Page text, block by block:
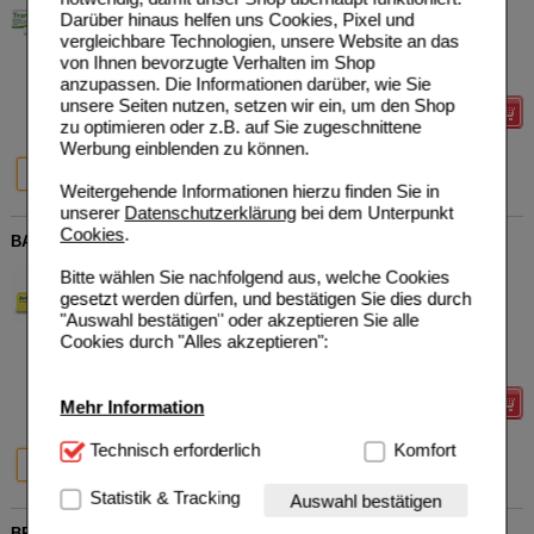
Darüber hinaus helfen uns Cookies, Pixel und
vergleichbare Technologien, unsere Website an das
von Ihnen bevorzugte Verhalten im Shop
anzupassen. Die Informationen darüber, wie Sie
unsere Seiten nutzen, setzen wir ein, um den Shop
zu optimieren oder z.B. auf Sie zugeschnittene
Werbung einblenden zu können.
Weitergehende Informationen hierzu finden Sie in
unserer Datenschutzerklärungbei dem Unterpunkt
Cookies.
Bitte wählen Sie nachfolgend aus, welche Cookies
gesetzt werden dürfen, und bestätigen Sie dies durch
"Auswahl bestätigen" oder akzeptieren Sie alle
Cookies durch "Alles akzeptieren":
Mehr Information
Technisch Notwendig:Hierbei handelt es sich um
Website notwendig sind (z.B. Navigation, Warenkorb,
Kundenkonto), weshalb auf diese nicht verzichtet
Technisch erforderlich Komfort
Statistik & Tracking Auswahl bestätigen
Deutschland GmbH
00580983
Creme
AVP***
Unser Preis*
Sie sparen
Grundpreis
Details
20% 20%
BABIX Inhalat N
MICKAN Arzneimittel GmbH
04459652
5 ml Inhalat
AVP***
Unser Preis * 5,92 €
Sie sparen
Grundpreis
5 ml
20% 20%